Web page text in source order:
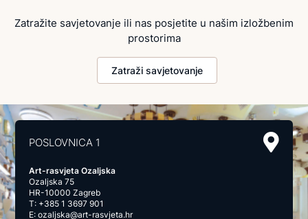
Zatražite savjetovanje ili nas posjetite u našim izložbenim
prostorima
Zatraži savjetovanje
POSLOVNICA 1
Art-rasvjeta Ozaljska
Ozaljska 75
HR-10000 Zagreb
T: +385 1 3697 901
E:ozaljska@art-rasvjeta.hr